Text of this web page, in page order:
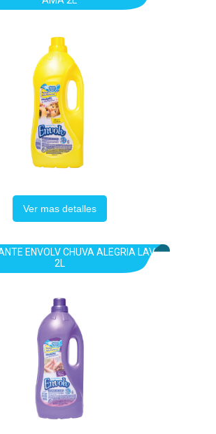
Ver mas detalles
ENVOLV CHUVA ALEGRIA LAV
2L